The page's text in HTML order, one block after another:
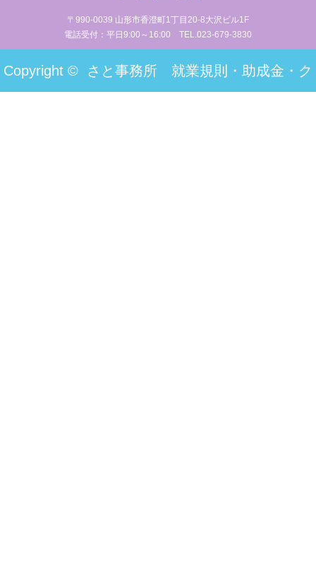
〒990-0039 山形市香澄町1丁目20-8大沢ビル1F
電話受付：平日9:00～16:00 TEL.023-679-3830
Copyright © さと事務所 就業規則・助成金・ク